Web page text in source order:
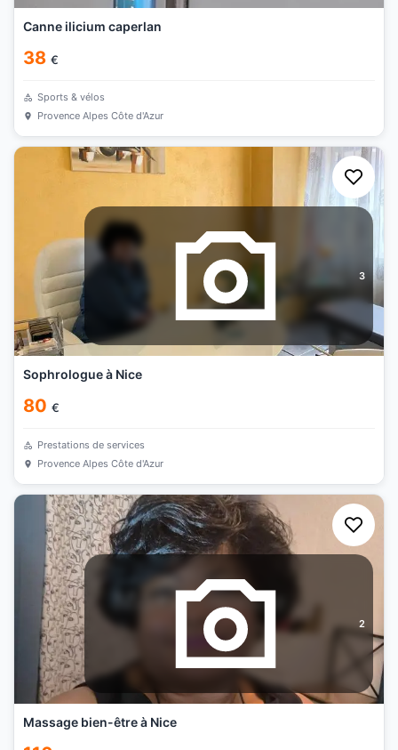
Canne ilicium caperlan
38 €
Sports & vélos
Provence Alpes Côte d'Azur
3
Sophrologue à Nice
80 €
Prestations de services
Provence Alpes Côte d'Azur
2
Massage bien-être à Nice